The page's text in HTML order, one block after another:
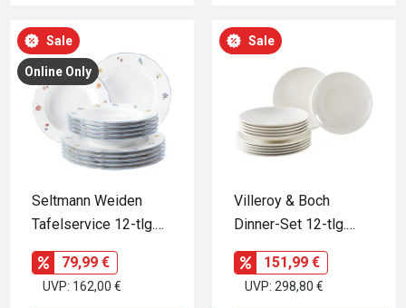
Sale
Online Only
Seltmann Weiden
Tafelservice 12-tlg.
SONATE SONDER
79,99 €
UVP: 162,00 €
Sale
Villeroy & Boch
Dinner-Set 12-tlg.
NEW MOON
151,99 €
UVP: 298,80 €